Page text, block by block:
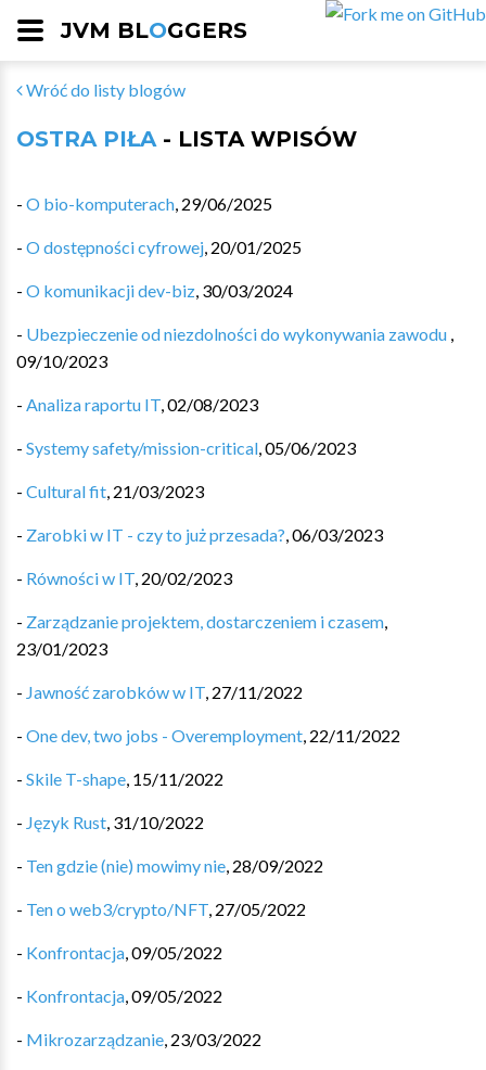
JVM BLOGGERS
Wróć do listy blogów
OSTRA PIŁA- LISTA WPISÓW
- O bio-komputerach, 29/06/2025
- O dostępności cyfrowej, 20/01/2025
- O komunikacji dev-biz, 30/03/2024
- Ubezpieczenie od niezdolności do wykonywania zawodu ,
09/10/2023
- Analiza raportu IT,02/08/2023
- Systemy safety/mission-critical,05/06/2023
- Cultural fit, 21/03/2023
- Zarobki w IT - czy to już przesada?,06/03/2023
- Równości w IT, 20/02/2023
- Zarządzanie projektem, dostarczeniem i czasem,
23/01/2023
- Jawność zarobków w IT, 27/11/2022
- One dev, two jobs - Overemployment, 22/11/2022
- Skile T-shape, 15/11/2022
- Język Rust, 31/10/2022
- Ten gdzie (nie) mowimy nie, 28/09/2022
- Ten o web3/crypto/NFT, 27/05/2022
- Konfrontacja,09/05/2022
- Konfrontacja,09/05/2022
- Mikrozarządzanie, 23/03/2022